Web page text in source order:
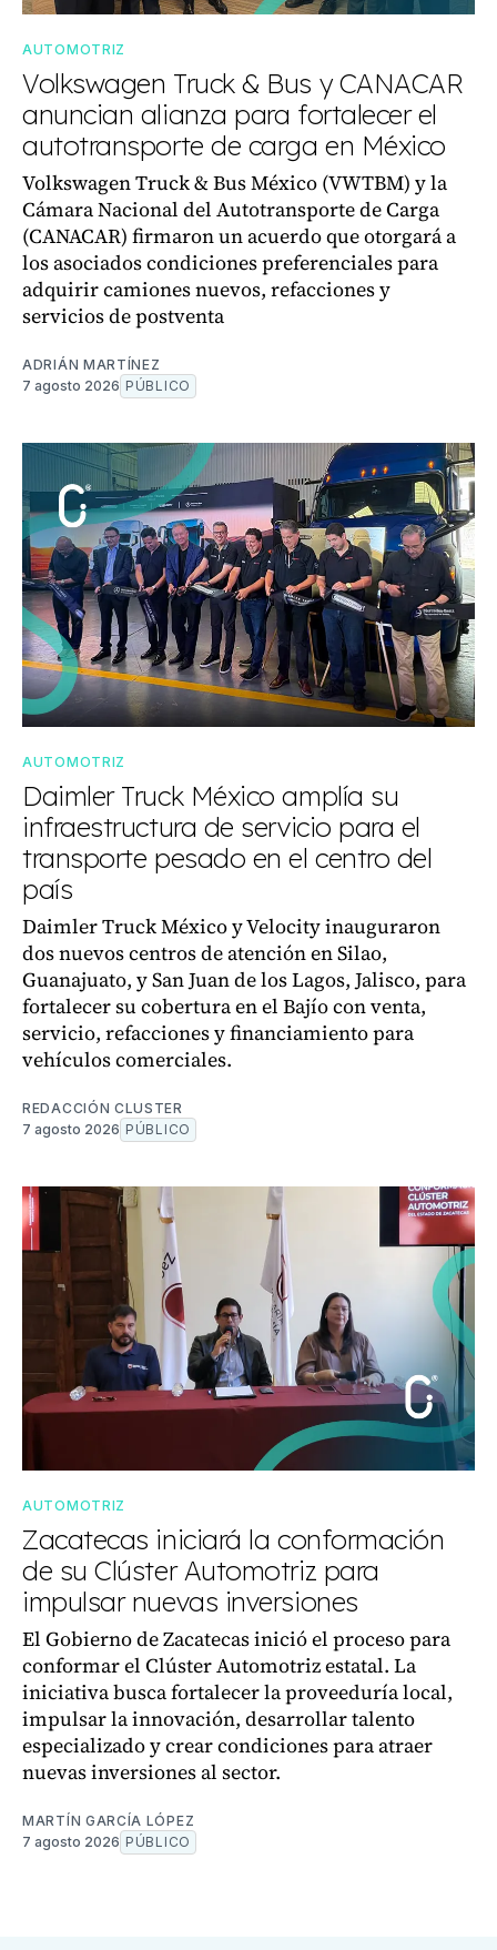
AUTOMOTRIZ
Volkswagen Truck & Bus y CANACAR
anuncian alianza para fortalecer el
autotransporte de carga en México
Volkswagen Truck & Bus México (VWTBM) y la
Cámara Nacional del Autotransporte de Carga
(CANACAR) firmaron un acuerdo que otorgará a
los asociados condiciones preferenciales para
adquirir camiones nuevos, refacciones y
servicios de postventa
ADRIÁN MARTÍNEZ
7 agosto 2026 PÚBLICO
AUTOMOTRIZ
Daimler Truck México amplía su
infraestructura de servicio para el
transporte pesado en el centro del
país
Daimler Truck México y Velocity inauguraron
dos nuevos centros de atención en Silao,
Guanajuato, y San Juan de los Lagos, Jalisco, para
fortalecer su cobertura en el Bajío con venta,
servicio, refacciones y financiamiento para
vehículos comerciales.
REDACCIÓN CLUSTER
7 agosto 2026 PÚBLICO
AUTOMOTRIZ
Zacatecas iniciará la conformación
de su Clúster Automotriz para
impulsar nuevas inversiones
El Gobierno de Zacatecas inició el proceso para
conformar el Clúster Automotriz estatal. La
iniciativa busca fortalecer la proveeduría local,
impulsar la innovación, desarrollar talento
especializado y crear condiciones para atraer
nuevas inversiones al sector.
MARTÍN GARCÍA LÓPEZ
7 agosto 2026 PÚBLICO